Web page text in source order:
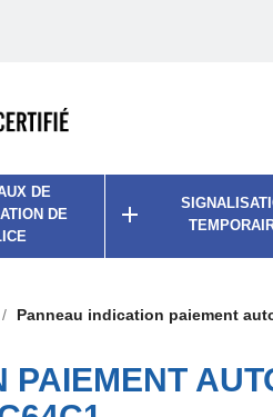
DE
DE

Panneau indication paiement
PAIEMENT